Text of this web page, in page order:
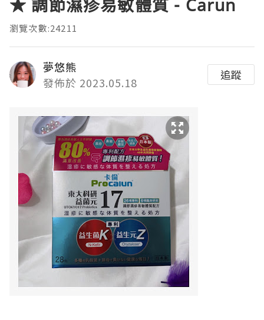
★ 調節濕疹易敏體質 - Carun
瀏覽次數:24211
夢悠熊
發佈於 2023.05.18
追蹤